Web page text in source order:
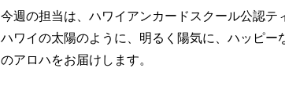
今週の担当は、ハワイアンカードスクール公認
ハワイの太陽のように、明るく陽気に、ハッピ
のアロハをお届けします。